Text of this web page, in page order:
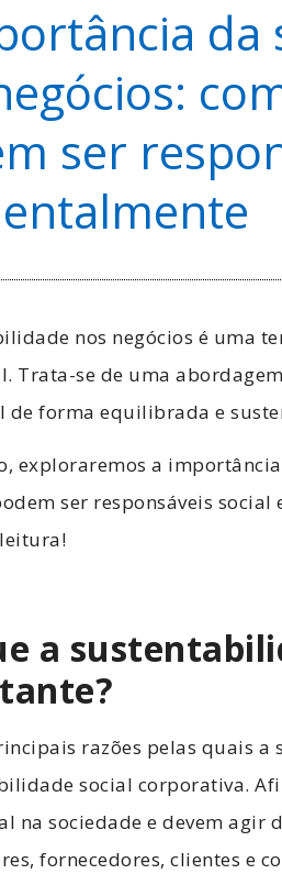
da
ser
nos negócios é uma
Trata-se de uma
de forma equilibrada e
exploraremos a
ser responsáveis
a
razões pelas quais
social corporativa.
na sociedade e devem agir
fornecedores, clientes e